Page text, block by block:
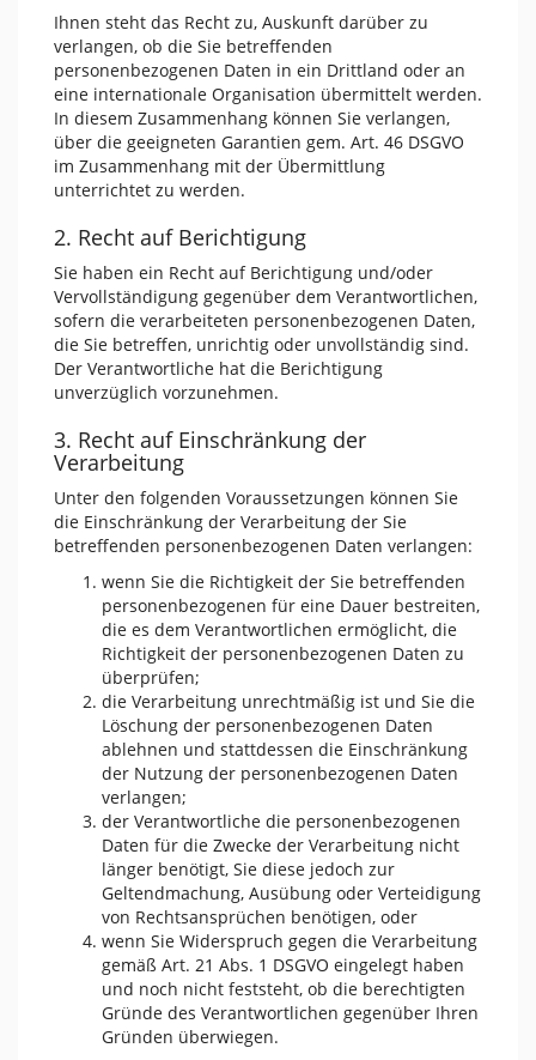
Ihnen steht das Recht zu, Auskunft darüber zu
verlangen, ob die Sie betreffenden
personenbezogenen Daten in ein Drittland oder an
eine internationale Organisation übermittelt werden.
In diesem Zusammenhang können Sie verlangen,
über die geeigneten Garantien gem. Art. 46 DSGVO
im Zusammenhang mit der Übermittlung
unterrichtet zu werden.
2. Recht auf Berichtigung
Sie haben ein Recht auf Berichtigung und/oder
Vervollständigung gegenüber dem Verantwortlichen,
sofern die verarbeiteten personenbezogenen Daten,
die Sie betreffen, unrichtig oder unvollständig sind.
Der Verantwortliche hat die Berichtigung
unverzüglich vorzunehmen.
3. Recht auf Einschränkung der
Verarbeitung
Unter den folgenden Voraussetzungen können Sie
die Einschränkung der Verarbeitung der Sie
betreffenden personenbezogenen Daten verlangen:
wenn Sie die Richtigkeit der Sie betreffenden
personenbezogenen für eine Dauer bestreiten,
die es dem Verantwortlichen ermöglicht, die
Richtigkeit der personenbezogenen Daten zu
überprüfen;
die Verarbeitung unrechtmäßig ist und Sie die
Löschung der personenbezogenen Daten
ablehnen und stattdessen die Einschränkung
der Nutzung der personenbezogenen Daten
verlangen;
der Verantwortliche die personenbezogenen
Daten für die Zwecke der Verarbeitung nicht
länger benötigt, Sie diese jedoch zur
Geltendmachung, Ausübung oder Verteidigung
von Rechtsansprüchen benötigen, oder
wenn Sie Widerspruch gegen die Verarbeitung
gemäß Art. 21 Abs. 1 DSGVO eingelegt haben
und noch nicht feststeht, ob die berechtigten
Gründe des Verantwortlichen gegenüber Ihren
Gründen überwiegen.